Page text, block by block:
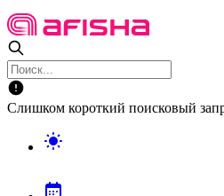
Слишком короткий поисковый